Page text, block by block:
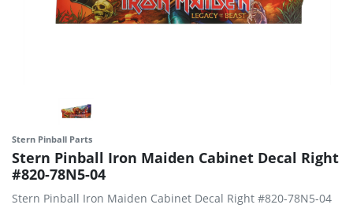
Stern Pinball Parts
Stern Pinball Iron Maiden Cabinet Decal Right
#820-78N5-04
Stern Pinball Iron Maiden Cabinet Decal Right #820-78N5-04